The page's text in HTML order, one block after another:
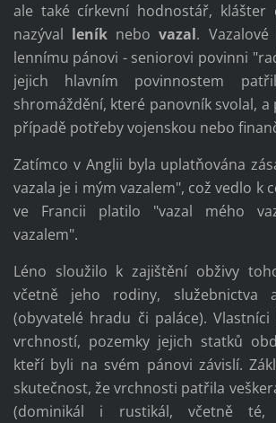
ale také církevní hodnostář, klášter
nazýval leník nebovazal.
lennímu pánovi - seniorovi povinni
jejich hlavním povinnostem
shromáždění, které panovník svolal,
případě potřeby vojenskou nebo
Zatímco v Anglii byla uplatňována
vazala je i mým vazalem", což vedlo k
ve Francii platilo "vazal mého
vazalem".
Léno sloužilo k zajištění obživy
včetně jeho rodiny, služebnictva
(obyvatelé hradu či paláce).
vrchností, pozemky jejich statků
kteří byli na svém pánovi závislí.
skutečnost, že vrchnosti patřila
(dominikál i rustikál, včetně té,